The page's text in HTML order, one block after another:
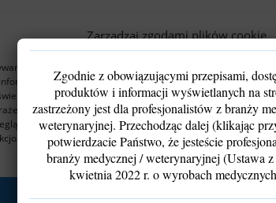
Zarządzaj zgodami plików cookie
technologii, takich jak pliki cookies, aby przechowywać
o urządzeniu. Robimy to w celu poprawy komfortu
spersonalizowanych i niespersonalizowanych
zgody pozwoli nam przetwarzać dane, takie jak
lub unikalne identyfikatory. Brak zgody lub jej
strony.
Akceptuję Odmów
Zgodnie z obowiązującymi przepisami,
produktów i informacji wyświetlanych na
zastrzeżony jest dla profesjonalistów z branży
weterynaryjnej. Przechodząc dalej (klikając
potwierdzacie Państwo, że jesteście
branży medycznej / weterynaryjnej (Ustawa
kwietnia 2022 r. o wyrobach